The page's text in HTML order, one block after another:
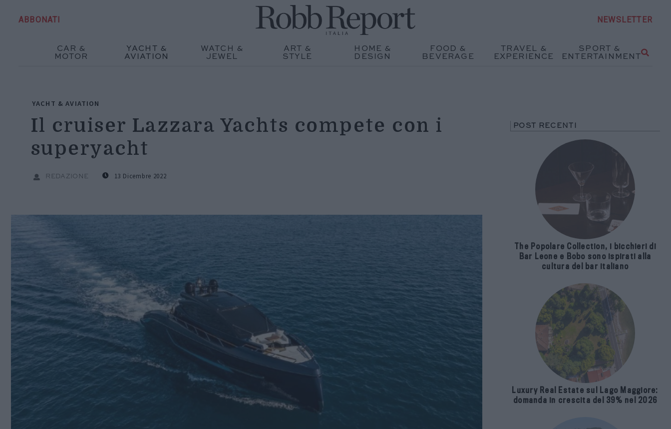
ABBONATI NEWSLETTER
CAR &
MOTOR
YACHT &
AVIATION
WATCH &
JEWEL
ART &
STYLE
HOME &
DESIGN
FOOD &
BEVERAGE
TRAVEL &
EXPERIENCE
SPORT &
ENTERTAINMENT
YACHT & AVIATION
Il cruiser Lazzara Yachts compete con i
superyacht
REDAZIONE 13 Dicembre 2022
POST RECENTI
The Popolare Collection, i bicchieri di
Bar Leone e Bobo sono ispirati alla
cultura del bar italiano
Luxury Real Estate sul Lago Maggiore:
domanda in crescita del 39% nel 2026